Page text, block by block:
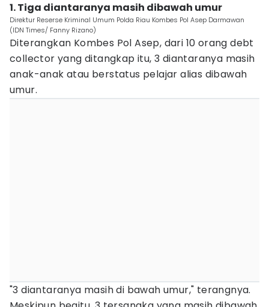
1. Tiga diantaranya masih dibawah umur
Direktur Reserse Kriminal Umum Polda Riau Kombes Pol Asep Darmawan
(IDN Times/ Fanny Rizano)
Diterangkan Kombes Pol Asep, dari 10 orang debt
collector yang ditangkap itu, 3 diantaranya masih
anak-anak atau berstatus pelajar alias dibawah
umur.
"3 diantaranya masih di bawah umur," terangnya.